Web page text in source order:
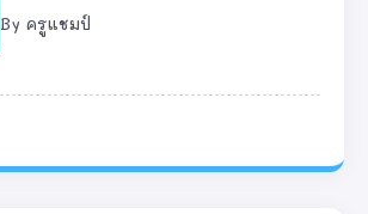
By ครูแชมป์